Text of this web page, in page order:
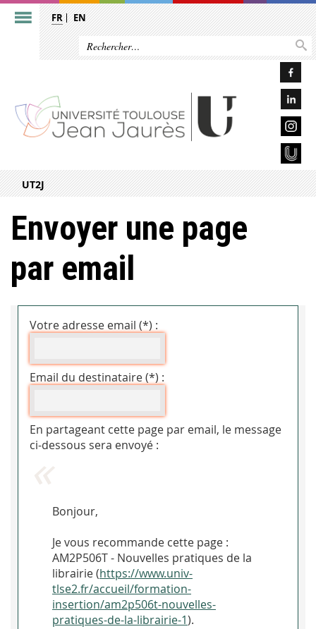
FR EN
UT2J
Envoyer une page
par email
Votre adresse email (*) :
Email du destinataire (*) :
En partageant cette page par email, le message
ci-dessous sera envoyé :
Bonjour,
Je vous recommande cette page :
AM2P506T - Nouvelles pratiques de la
librairie (https://www.univ-
tlse2.fr/accueil/formation-
insertion/am2p506t-nouvelles-
pratiques-de-la-librairie-1).